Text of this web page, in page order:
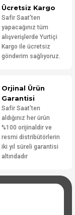
Ücretsiz Kargo
Safir Saat'ten
yapacağınız tüm
alışverişlerde Yurtiçi
Kargo ile ücretsiz
gönderim sağlıyoruz.
Orjinal Ürün
Garantisi
Safir Saat'ten
aldığınız her ürün
%100 orijinaldir ve
resmi distribütörlerin
iki yıl süreli garantisi
altındadır